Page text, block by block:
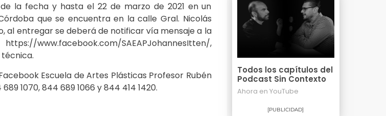
la fecha y hasta el 22 de marzo de 2021 en un
que se encuentra en la calle Gral. Nicolás
al entregar se deberá de notificar vía mensaje a la
www.facebook.com/SAEAPJohannesItten/,
Escuela de Artes Plásticas Profesor Rubén
1070, 844 689 1066 y 844 414 1420.
Todos los capítulos del
Podcast Sin Contexto
Ahora en YouTube
[PUBLICIDAD]